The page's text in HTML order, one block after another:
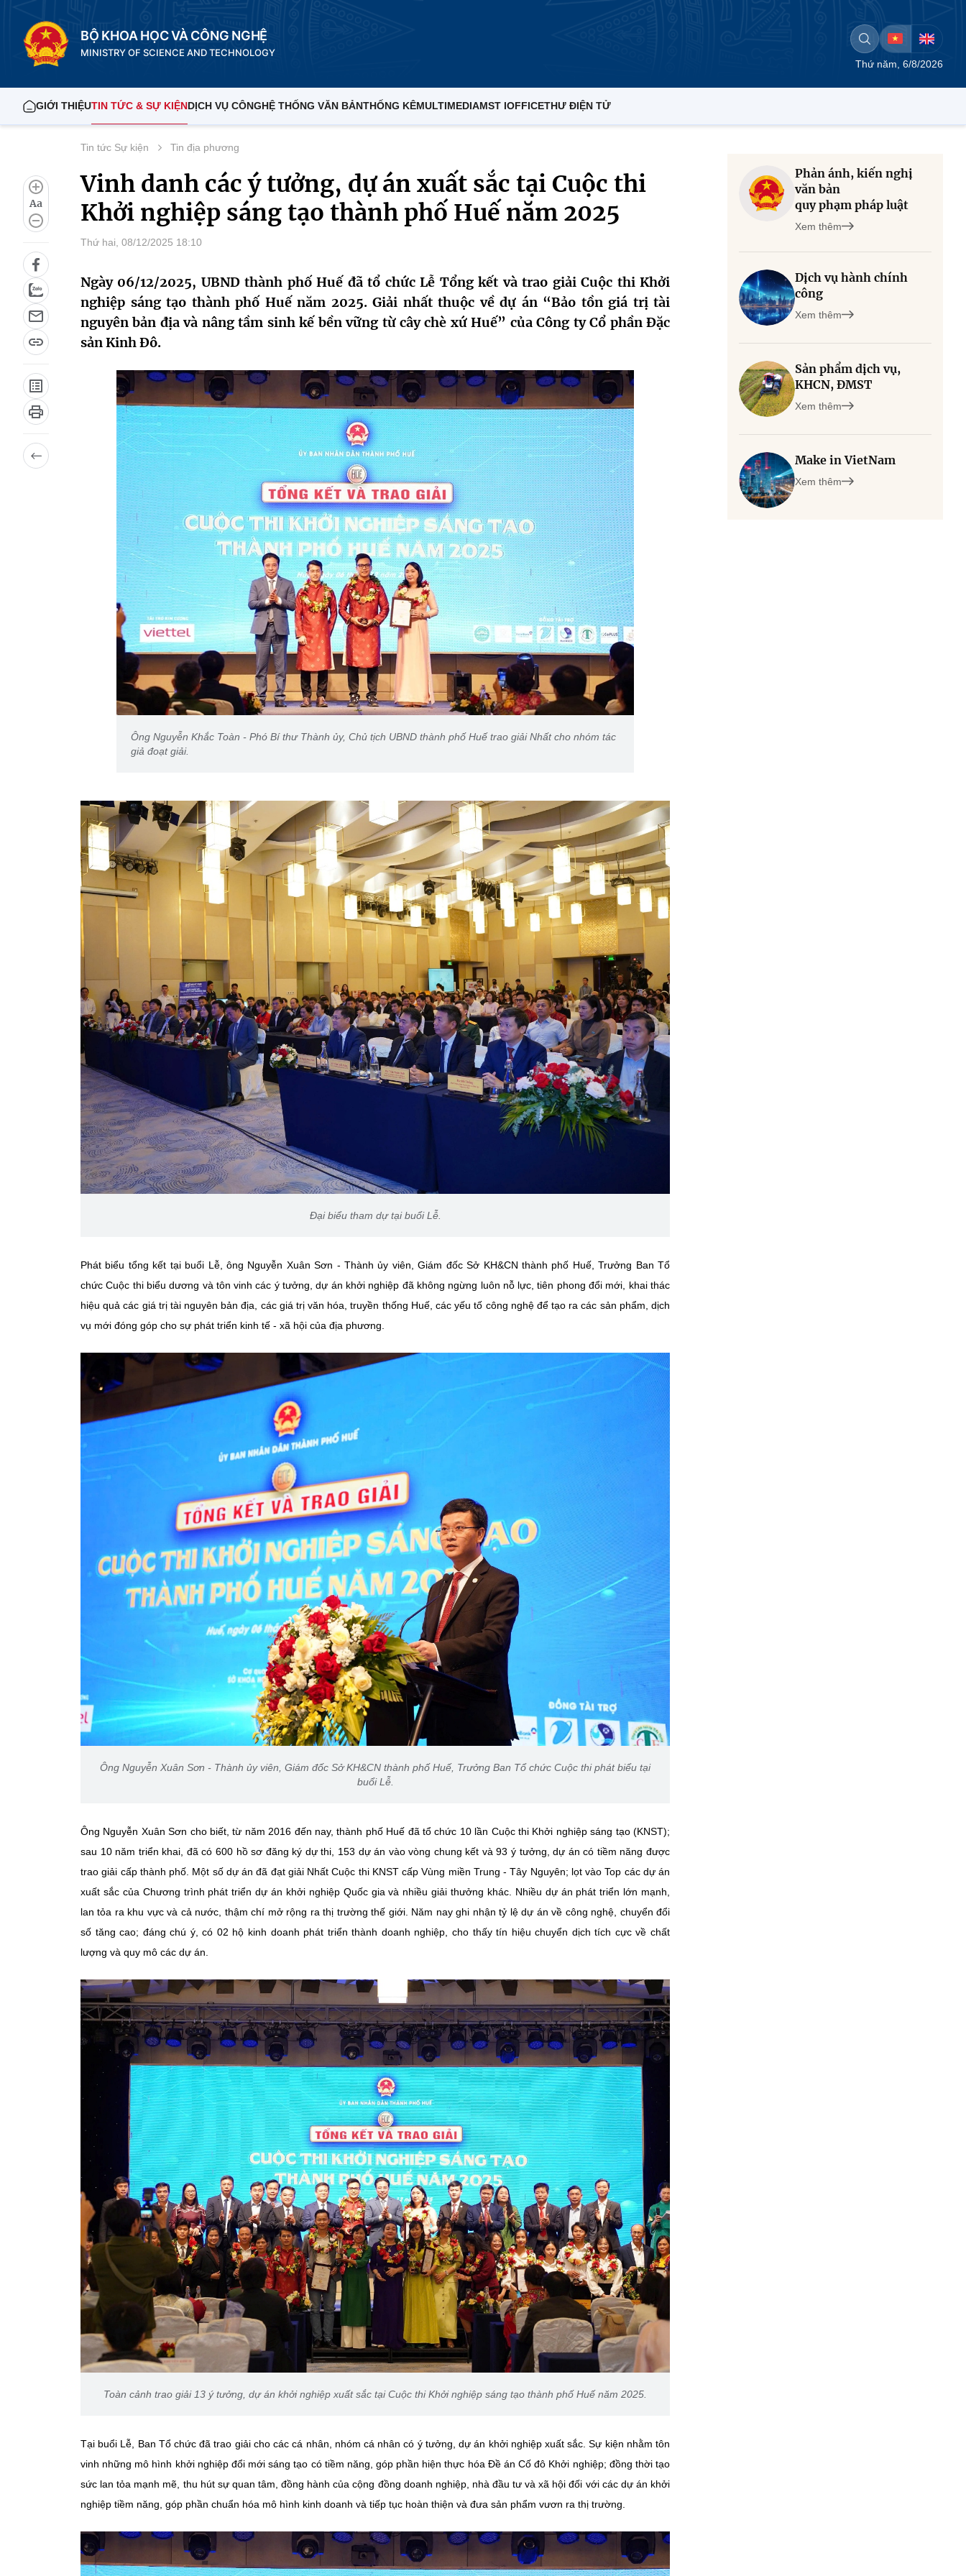
BỘ KHOA HỌC VÀ CÔNG NGHỆ
MINISTRY OF SCIENCE AND TECHNOLOGY
Thứ năm, 6/8/2026
GIỚI THIỆUTIN TỨC & SỰ KIỆNDỊCH VỤ CÔNGHỆ THỐNG VĂN BẢNTHỐNG KÊMULTIMEDIAMST IOFFICETHƯ ĐIỆN TỬ
Aa
Tin tức Sự kiện Tin địa phương
Vinh danh các ý tưởng, dự án xuất sắc tại Cuộc thi
Khởi nghiệp sáng tạo thành phố Huế năm 2025
Thứ hai, 08/12/2025 18:10
Ngày 06/12/2025, UBND thành phố Huế đã tổ chức Lễ Tổng kết và trao giải Cuộc thi Khởi
nghiệp sáng tạo thành phố Huế năm 2025. Giải nhất thuộc về dự án “Bảo tồn giá trị tài
nguyên bản địa và nâng tầm sinh kế bền vững từ cây chè xứ Huế” của Công ty Cổ phần Đặc
sản Kinh Đô.
Ông Nguyễn Khắc Toàn - Phó Bí thư Thành ủy, Chủ tịch UBND thành phố Huế trao giải Nhất cho nhóm tác
giả đoạt giải.
Đại biểu tham dự tại buổi Lễ.
Phát biểu tổng kết tại buổi Lễ, ông Nguyễn Xuân Sơn - Thành ủy viên, Giám đốc Sở KH&CN thành phố Huế, Trưởng Ban Tổ
chức Cuộc thi biểu dương và tôn vinh các ý tưởng, dự án khởi nghiệp đã không ngừng luôn nỗ lực, tiên phong đổi mới, khai thác
hiệu quả các giá trị tài nguyên bản địa, các giá trị văn hóa, truyền thống Huế, các yếu tố công nghệ để tạo ra các sản phẩm, dịch
vụ mới đóng góp cho sự phát triển kinh tế - xã hội của địa phương.
Ông Nguyễn Xuân Sơn - Thành ủy viên, Giám đốc Sở KH&CN thành phố Huế, Trưởng Ban Tổ chức Cuộc thi phát biểu tại
buổi Lễ.
Ông Nguyễn Xuân Sơn cho biết, từ năm 2016 đến nay, thành phố Huế đã tổ chức 10 lần Cuộc thi Khởi nghiệp sáng tạo (KNST);
sau 10 năm triển khai, đã có 600 hồ sơ đăng ký dự thi, 153 dự án vào vòng chung kết và 93 ý tưởng, dự án có tiềm năng được
trao giải cấp thành phố. Một số dự án đã đạt giải Nhất Cuộc thi KNST cấp Vùng miền Trung - Tây Nguyên; lọt vào Top các dự án
xuất sắc của Chương trình phát triển dự án khởi nghiệp Quốc gia và nhiều giải thưởng khác. Nhiều dự án phát triển lớn mạnh,
lan tỏa ra khu vực và cả nước, thậm chí mở rộng ra thị trường thế giới. Năm nay ghi nhận tỷ lệ dự án về công nghệ, chuyển đổi
số tăng cao; đáng chú ý, có 02 hộ kinh doanh phát triển thành doanh nghiệp, cho thấy tín hiệu chuyển dịch tích cực về chất
lượng và quy mô các dự án.
Toàn cảnh trao giải 13 ý tưởng, dự án khởi nghiệp xuất sắc tại Cuộc thi Khởi nghiệp sáng tạo thành phố Huế năm 2025.
Tại buổi Lễ, Ban Tổ chức đã trao giải cho các cá nhân, nhóm cá nhân có ý tưởng, dự án khởi nghiệp xuất sắc. Sự kiện nhằm tôn
vinh những mô hình khởi nghiệp đổi mới sáng tạo có tiềm năng, góp phần hiện thực hóa Đề án Cố đô Khởi nghiệp; đồng thời tạo
sức lan tỏa mạnh mẽ, thu hút sự quan tâm, đồng hành của cộng đồng doanh nghiệp, nhà đầu tư và xã hội đối với các dự án khởi
nghiệp tiềm năng, góp phần chuẩn hóa mô hình kinh doanh và tiếp tục hoàn thiện và đưa sản phẩm vươn ra thị trường.
Phản ánh, kiến nghị
văn bản
quy phạm pháp luật
Xem thêm
Dịch vụ hành chính
công
Xem thêm
Sản phẩm dịch vụ,
KHCN, ĐMST
Xem thêm
Make in VietNam
Xem thêm